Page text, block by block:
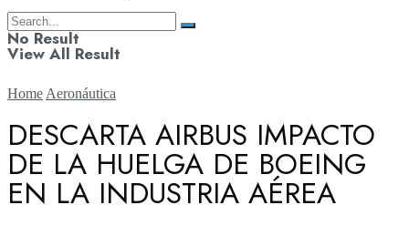
No Result
View All Result
Aerolíneas
Home Aeronáutica
DESCARTA AIRBUS IMPACTO
DE LA HUELGA DE BOEING
EN LA INDUSTRIA AÉREA